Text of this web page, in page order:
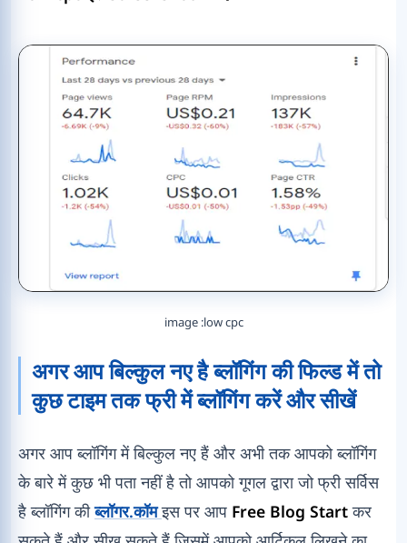
image :low cpc
अगर आप बिल्कुल नए है ब्लॉगिंग की फिल्ड में तो
कुछ टाइम तक फ्री में ब्लॉगिंग करें और सीखें
अगर आप ब्लॉगिंग में बिल्कुल नए हैं और अभी तक आपको ब्लॉगिंग
के बारे में कुछ भी पता नहीं है तो आपको गूगल द्वारा जो फ्री सर्विस
है ब्लॉगिंग कीब्लॉगर.कॉमइस पर आप Free Blog Startकर